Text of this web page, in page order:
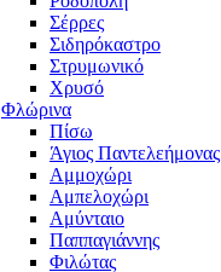
Σέρρες
Σιδηρόκαστρο
Στρυμωνικό
Χρυσό
Φλώρινα
Πίσω
Άγιος Παντελεήμονας
Αμμοχώρι
Αμπελοχώρι
Αμύνταιο
Παππαγιάννης
Φιλώτας